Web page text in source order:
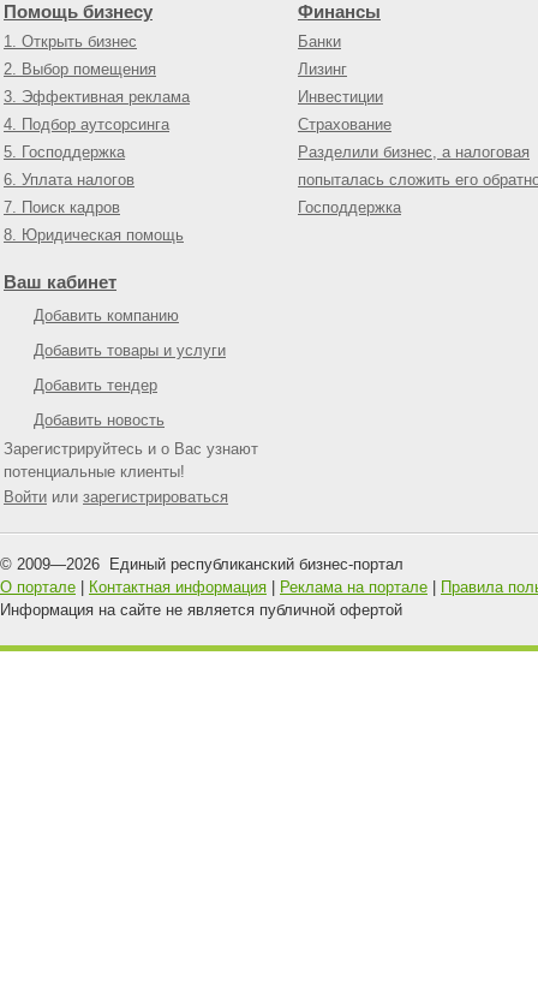
Помощь бизнесу
1. Открыть бизнес
2. Выбор помещения
3. Эффективная реклама
4. Подбор аутсорсинга
5. Господдержка
6. Уплата налогов
7. Поиск кадров
8. Юридическая помощь
Финансы
Банки
Лизинг
Инвестиции
Страхование
Разделили бизнес, а налоговая
попыталась сложить его
Господдержка
Ваш кабинет
Добавить компанию
Добавить товары и услуги
Добавить тендер
Добавить новость
Зарегистрируйтесь и о Вас узнают
потенциальные клиенты!
Войти или зарегистрироваться
© 2009—2026 Единый республиканский бизнес-портал
О портале
Контактная информация Реклама на портале
Правила
Информация на сайте не является публичной офертой